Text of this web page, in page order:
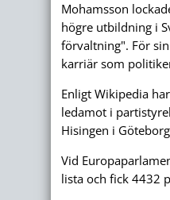
Mohamsson
högre utbildning i
förvaltning". För
karriär som
Enligt Wikipedia
ledamot i
Hisingen i
Vid
lista och fick 4432